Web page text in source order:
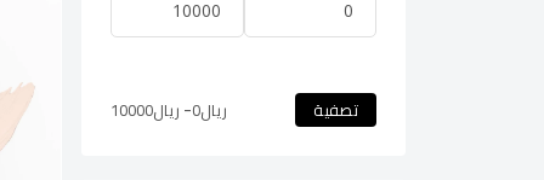
تصفية ريال0
- ريال10000